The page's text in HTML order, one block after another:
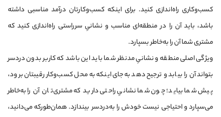
کسب‌وکاری راه‌اندازی کنید. برای اینکه کسب‌وکارتان درآمد مناسبی داشته
باشد، باید آن را در منطقه‌ای مناسب و نشانیِ سر‌راستی راه‌اندازی کنید که
مشتری شما آن را به‌خاطر بسپارد.
ویژگی اصلی منطقه و نشانیِ مدنظر شما باید این باشد که کاربر بدون دردسر
بتواند آن را بیابد و ترجیح دهد به‌جای اینکه به محل کسب‌وکار رقیبتان برود،
پیش شما بیاید؛ چون شما نشانیِ راحتی دارید که مشتری‌تان آن را به‌خاطر
می‌سپارد و احتیاجی نیست خودش را به‌دردسر بیندازد. همان‌طور‌که می‌دانید،